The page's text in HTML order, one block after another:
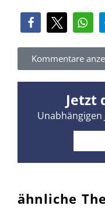
Kommentare
Jetzt
ähnliche